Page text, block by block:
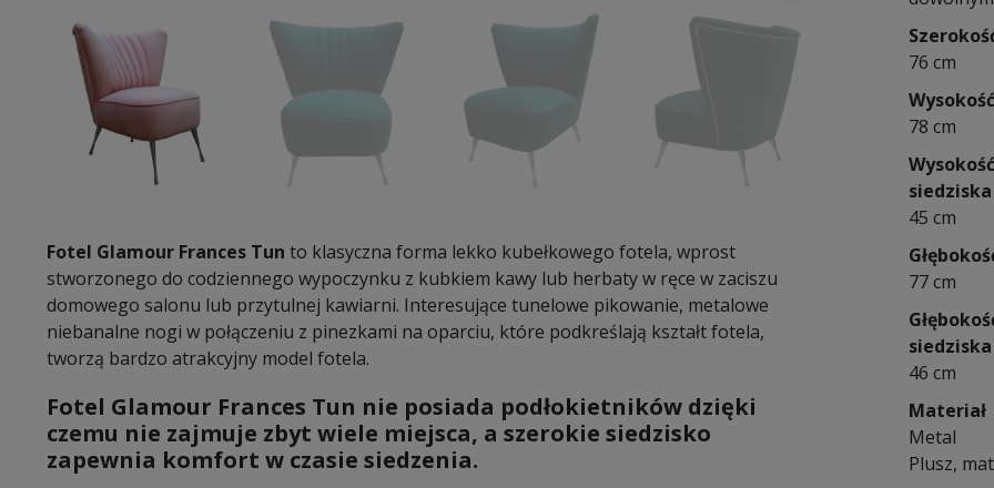
Fotel Glamour Frances Tun to klasyczna forma lekko kubełkowego fotela, wprost
stworzonego do codziennego wypoczynku z kubkiem kawy lub herbaty w ręce w zaciszu
domowego salonu lub przytulnej kawiarni. Interesujące tunelowe pikowanie, metalowe
niebanalne nogi w połączeniu z pinezkami na oparciu, które podkreślają kształt fotela,
tworzą bardzo atrakcyjny model fotela.
Fotel Glamour Frances Tun nie posiada podłokietników dzięki
czemu nie zajmuje zbyt wiele miejsca, a szerokie siedzisko
zapewnia komfort w czasie siedzenia.
76 cm
Wysokość
78 cm
Wysokość
siedziska
45 cm
77 cm
siedziska
46 cm
Materiał
Metal
Plusz,